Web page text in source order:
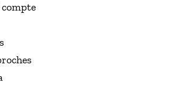
compte